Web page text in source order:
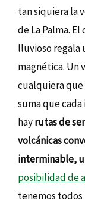
tan siquiera la
de La Palma.
lluvioso regala
magnética. Un
cualquiera que
suma que
hayrutas de
volcánicas
interminable,
posibilidad de
tenemos